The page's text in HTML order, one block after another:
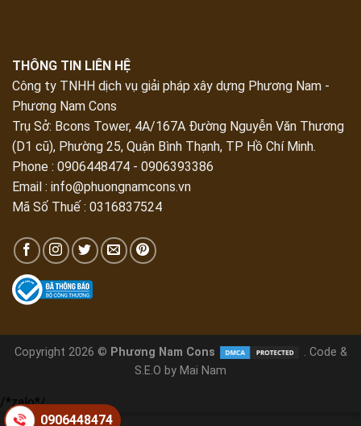
THÔNG TIN LIÊN HỆ
Công ty TNHH dịch vụ giải pháp xây dựng Phương Nam -
Phương Nam Cons
Trụ Sở: Bcons Tower, 4A/167A Đường Nguyễn Văn Thương
(D1 cũ), Phường 25, Quận Bình Thạnh, TP Hồ Chí Minh.
Phone : 0906448474 - 0906393386
Email : info@phuongnamcons.vn
Mã Số Thuế : 0316837524
Copyright 2026 © Phương Nam Cons
. Code &
S.E.O by Mai Nam
0906448474
/*zalo*/